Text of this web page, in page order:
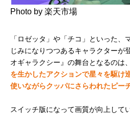
Photo by 楽天市場
「ロゼッタ」や「チコ」といった、
じみになりつつあるキャラクターが
オギャラクシー』の舞台となるのは
を生かしたアクションで星々を駆け
使いながらクッパにさらわれたピー
スイッチ版になって画質が向上して